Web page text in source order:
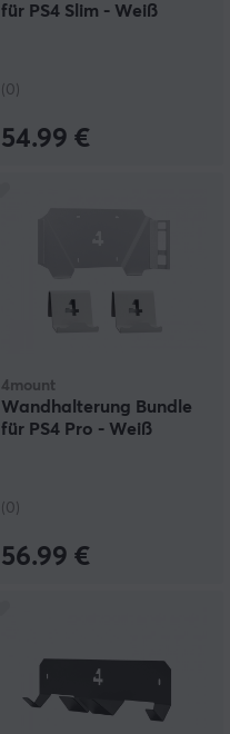
für PS4 Slim - Weiß
(0)
54.99 €
4mount
Wandhalterung Bundle
für PS4 Pro - Weiß
(0)
56.99 €